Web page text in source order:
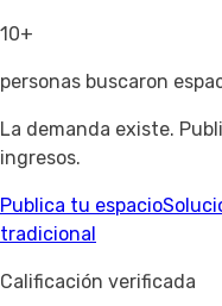
10+
personas buscaron
La demanda existe.
ingresos.
Publica tu espacio
tradicional
Calificación verificada